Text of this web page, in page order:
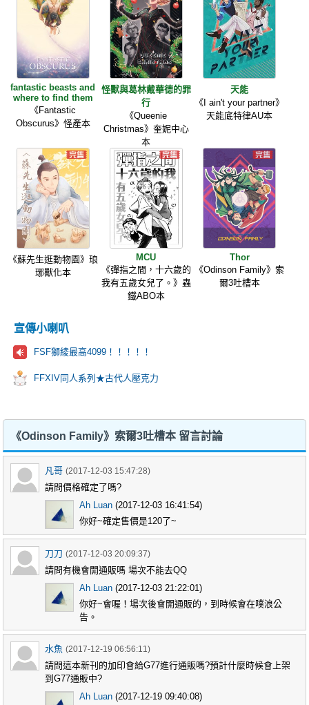
fantastic beasts and
where to find them
《Fantastic
Obscurus》怪產本
怪獸與葛林戴華德的罪
行
《Queenie
Christmas》奎妮中心
本
天能
《I ain't your partner》
天能底特律AU本
《蘇先生逛動物園》琅
琊獸化本
MCU
《彈指之間，十六歲的
我有五歲女兒了。》蟲
鐵ABO本
Thor
《Odinson Family》索
爾3吐槽本
宣傳小喇叭
FSF獅綾最高4099！！！！！
FFXIV同人系列★古代人壓克力
《Odinson Family》索爾3吐槽本 留言討論
凡哥 (2017-12-03 15:47:28)
請問價格確定了嗎?
Ah Luan (2017-12-03 16:41:54)
你好~確定售價是120了~
刀刀 (2017-12-03 20:09:37)
請問有機會開通販嗎 場次不能去QQ
Ah Luan (2017-12-03 21:22:01)
你好~會喔！場次後會開通販的，到時候會在噗浪公
告。
水魚 (2017-12-19 06:56:11)
請問這本新刊的加印會給G77進行通販嗎?預計什麼時候會上架
到G77通販中?
Ah Luan (2017-12-19 09:40:08)